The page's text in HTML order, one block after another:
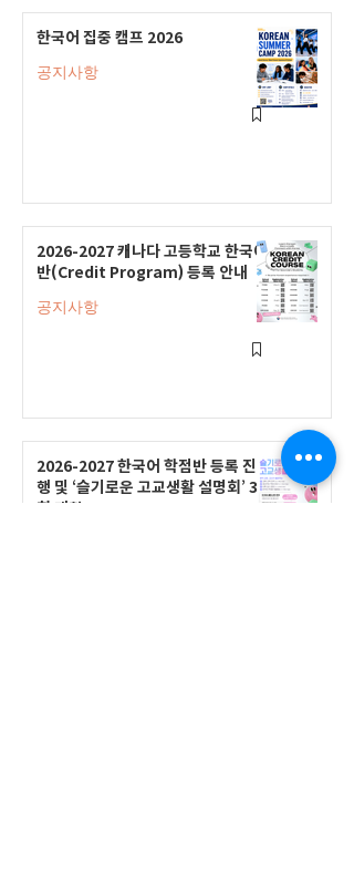
한국어 집중 캠프 2026
공지사항
2026-2027 캐나다 고등학교 한국어
반(Credit Program) 등록 안내
공지사항
2026-2027 한국어 학점반 등록 진
행 및 ‘슬기로운 고교생활 설명회’ 3
회 개최